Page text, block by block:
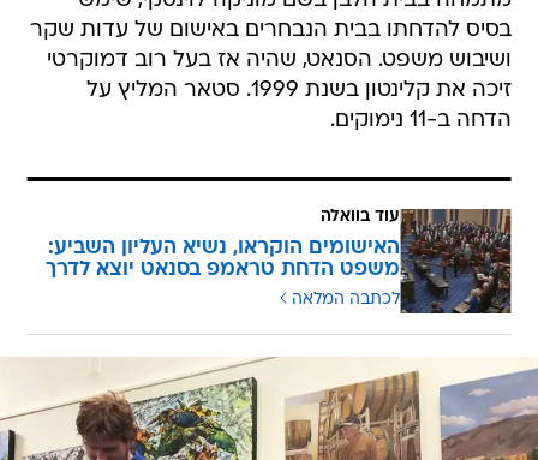
בסיס להדחתו בבית הנבחרים באישום של עדות שקר
ושיבוש משפט. הסנאט, שהיה אז בעל רוב דמוקרטי
זיכה את קלינטון בשנת 1999. סטאר המליץ על
הדחה ב-11 נימוקים.
עוד בוואלה
האישומים הוקראו, נשיא העליון השביע:
משפט הדחת טראמפ בסנאט יוצא לדרך
לכתבה המלאה